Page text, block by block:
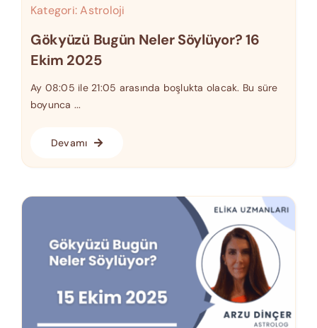
Kategori:Astroloji
Gökyüzü Bugün Neler Söylüyor? 16
Ekim 2025
Ay 08:05 ile 21:05 arasında boşlukta olacak. Bu süre
boyunca ...
Devamı